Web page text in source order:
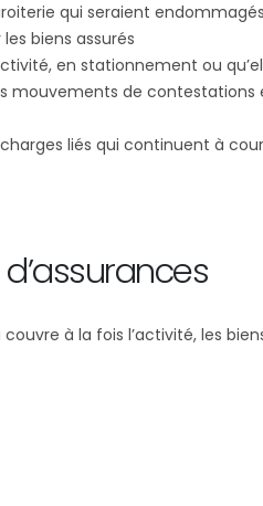
qui seraient
biens assurés
en stationnement ou
mouvements de contestations
liés qui continuent à
à la fois l’activité, les